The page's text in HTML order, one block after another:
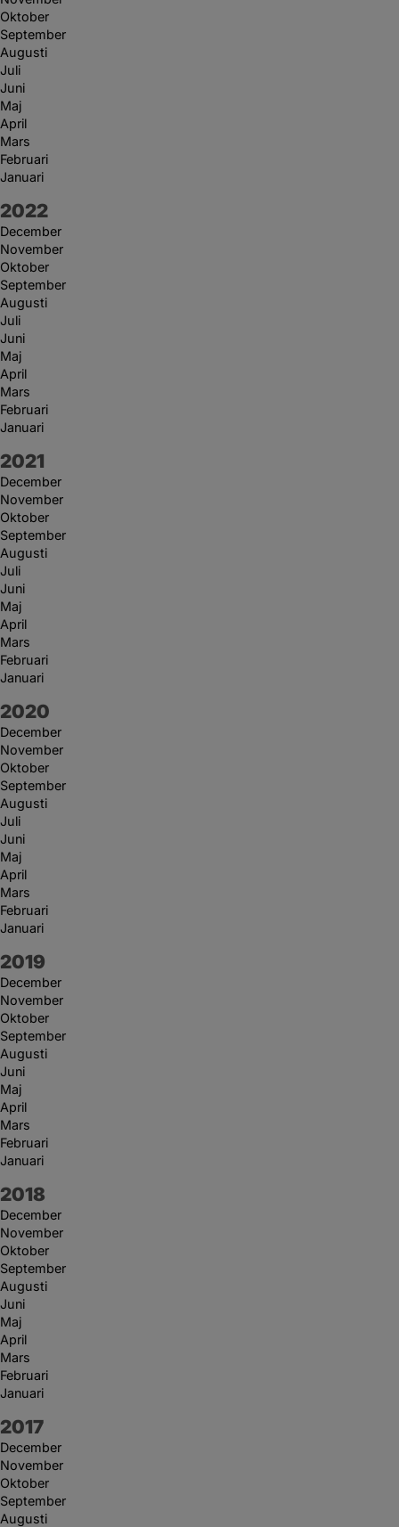
Oktober
September
Augusti
Juli
Juni
Maj
April
Mars
Februari
Januari
År:
2022
December
November
Oktober
September
Augusti
Juli
Juni
Maj
April
Mars
Februari
Januari
År:
2021
December
November
Oktober
September
Augusti
Juli
Juni
Maj
April
Mars
Februari
Januari
År:
2020
December
November
Oktober
September
Augusti
Juli
Juni
Maj
April
Mars
Februari
Januari
År:
2019
December
November
Oktober
September
Augusti
Juni
Maj
April
Mars
Februari
Januari
År:
2018
December
November
Oktober
September
Augusti
Juni
Maj
April
Mars
Februari
Januari
År:
2017
December
November
Oktober
September
Augusti